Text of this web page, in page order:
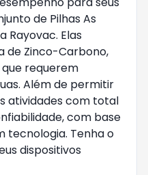
de Pilhas As
Rayovac. Elas
de Zinco-Carbono,
requerem
Além de permitir
atividades com total
com base
tecnologia. Tenha o
dispositivos